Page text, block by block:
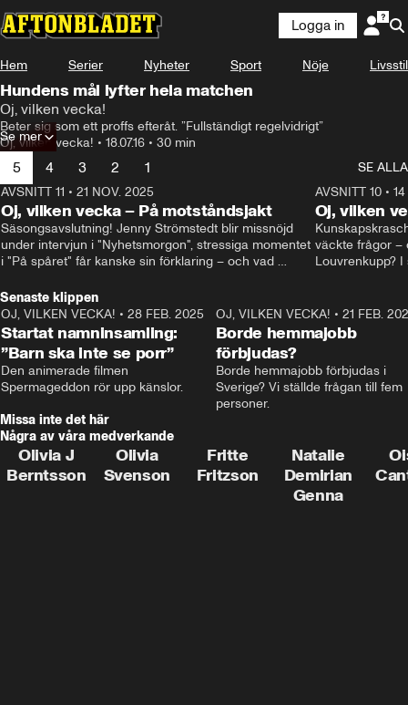
Logga in
Hem Serier Nyheter Sport Nöje Livsstil
Hundens mål lyfter hela matchen
Oj, vilken vecka!
Beter sig som ett proffs efteråt. ”Fullständigt regelvidrigt”
Oj, vilken vecka! • 18.07.16 • 30 min
Se mer
5 4 3 2 1
SE ALLA
AVSNITT 11 • 21 NOV. 2025
Oj, vilken vecka – På motståndsjakt
Säsongsavslutning! Jenny Strömstedt blir missnöjd
under intervjun i "Nyhetsmorgon", stressiga momentet
i "På spåret" får kanske sin förklaring – och vad
Cantwell och Karin Pettersson.
AVSNITT 10•
Oj, vilken
väckte frågor –
Louvrenkupp?
Senaste klippen
2:40
OJ, VILKEN VECKA! • 28 FEB. 2025
Startat namninsamling:
”Barn ska inte se porr”
Den animerade filmen
Spermageddon rör upp känslor.
OJ, VILKEN VECKA! • 21 FEB.
Borde hemmajobb
förbjudas?
Borde hemmajobb förbjudas i
Sverige? Vi ställde frågan till fem
personer.
Missa inte det här
Några av våra medverkande
Olivia J
Berntsson
Olivia
Svenson
Fritte
Fritzson
Natalie
Demirian
Genna